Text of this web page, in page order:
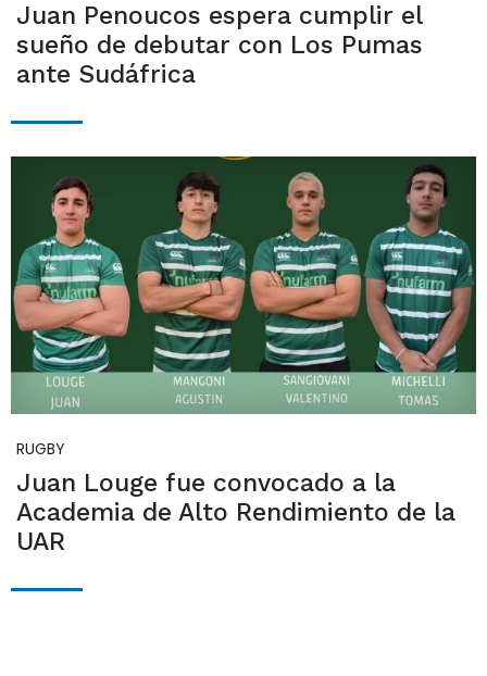
Juan Penoucos espera cumplir el
sueño de debutar con Los Pumas
ante Sudáfrica
RUGBY
Juan Louge fue convocado a la
Academia de Alto Rendimiento de la
UAR